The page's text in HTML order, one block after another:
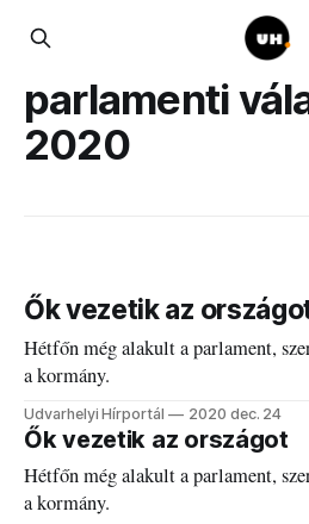
parlamenti
2020
Ők vezetik az
Hétfőn még alakult a parlament,
a kormány.
Udvarhelyi Hírportál 2020 dec. 24
Ők vezetik az országot
Hétfőn még alakult a parlament,
a kormány.